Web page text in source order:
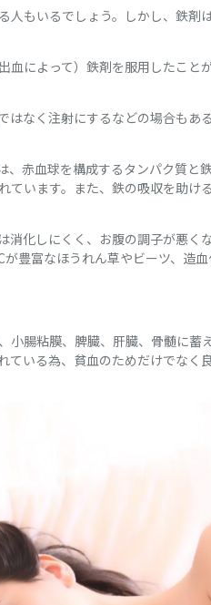
もいるでしょう。しかし、鉄剤
血によって）鉄剤を服用したこ
なく注射にするなどの場合もあ
赤血球を構成するタンパク質と
います。また、鉄の吸収を助け
化しにくく、お腹の調子が悪く
豊富なほうれん草やビーツ、造
腸粘膜、脾臓、肝臓、骨髄に蓄
いる為、貧血のためだけでな